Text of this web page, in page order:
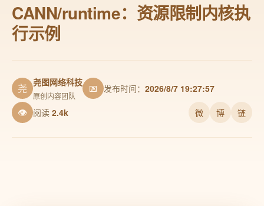
CANN/runtime：资源限制内核执
行示例
尧 尧图网络科技
原创内容团队
📅 发布时间： 2026/8/7 19:27:57
👁 阅读 2.4k 微 博 链